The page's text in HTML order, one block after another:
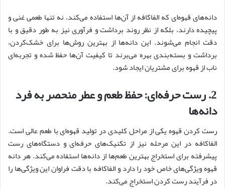
دانه‌های قهوه‌ای که الفاکافه از آن‌ها استفاده می‌کند، نه تنها طعمی غنی و
پیچیده دارند، بلکه از نظر روند برداشت و فرآوری نیز به طور دقیق و با
دقت انجام می‌شوند. این دانه‌ها از بهترین روش‌ها برای خشک‌کردن،
برداشت و بسته‌بندی بهره می‌برند تا کیفیت آن‌ها حفظ شده و تجربه‌ای
ناب از قهوه برای مشتریان ایجاد شود.
2. رست حرفهای:حفظ طعم و عطر منحصر به فرد
دانهها
رست کردن قهوه یکی از مراحل کلیدی در تولید قهوه‌ای با طعم عالی است.
الفاکافه در این مرحله نیز از تکنیک‌های حرفه‌ای و دستگاه‌های رست
پیشرفته برای استخراج بهترین طعم‌ها از دانه‌ها استفاده می‌کند. هر دانه
قهوه ویژگی‌های خاص خود را دارد و الفاکافه با دقت فراوان این ویژگی‌ها را
در فرآیند رست کردن استخراج می‌کند.